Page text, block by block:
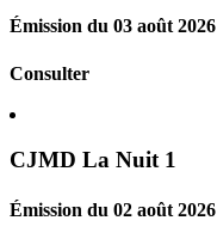
Émission du 03 août 2026
Consulter
CJMD La Nuit 1
Émission du 02 août 2026